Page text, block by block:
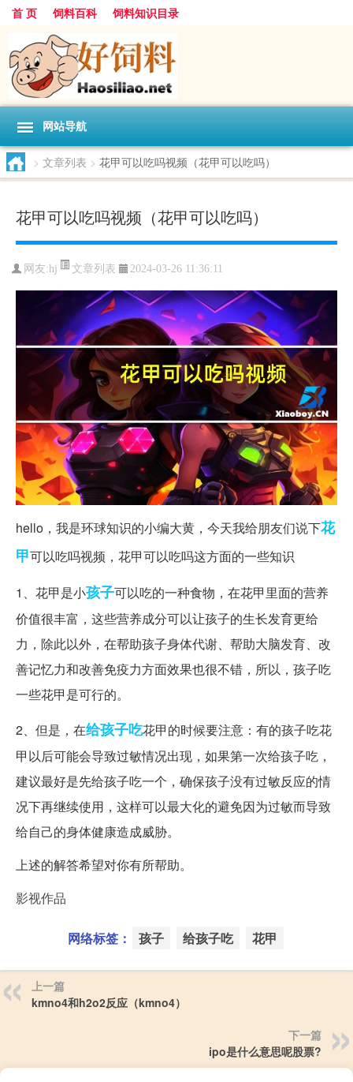
首 页 饲料百科 饲料知识目录
网站导航
> 文章列表 > 花甲可以吃吗视频（花甲可以吃吗）
花甲可以吃吗视频（花甲可以吃吗）
网友:hj 文章列表 2024-03-26 11:36:11
hello，我是环球知识的小编大黄，今天我给朋友们说下花
甲可以吃吗视频，花甲可以吃吗这方面的一些知识
1、花甲是小孩子可以吃的一种食物，在花甲里面的营养
价值很丰富，这些营养成分可以让孩子的生长发育更给
力，除此以外，在帮助孩子身体代谢、帮助大脑发育、改
善记忆力和改善免疫力方面效果也很不错，所以，孩子吃
一些花甲是可行的。
2、但是，在给孩子吃花甲的时候要注意：有的孩子吃花
甲以后可能会导致过敏情况出现，如果第一次给孩子吃，
建议最好是先给孩子吃一个，确保孩子没有过敏反应的情
况下再继续使用，这样可以最大化的避免因为过敏而导致
给自己的身体健康造成威胁。
上述的解答希望对你有所帮助。
影视作品
网络标签： 孩子 给孩子吃 花甲
上一篇
kmno4和h2o2反应（kmno4）
下一篇
ipo是什么意思呢股票?